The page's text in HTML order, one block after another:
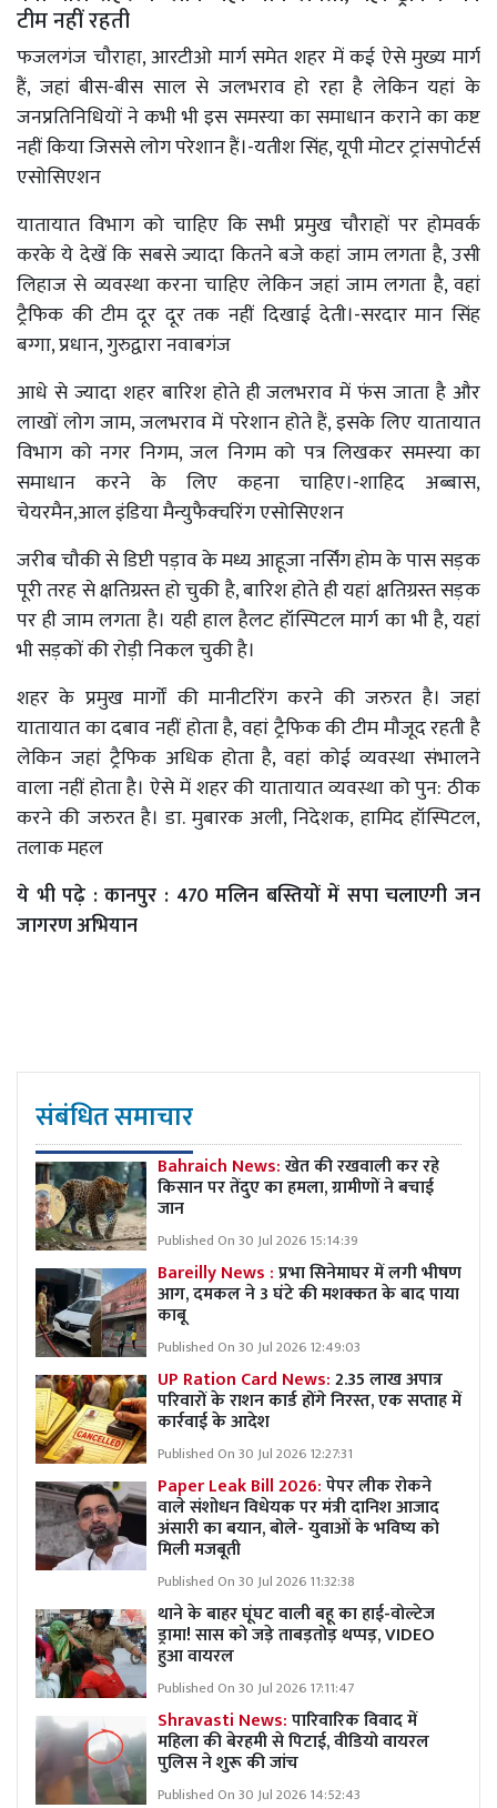
टीम नहीं रहती
फजलगंज चौराहा, आरटीओ मार्ग समेत शहर में कई ऐसे मुख्य मार्ग
हैं, जहां बीस-बीस साल से जलभराव हो रहा है लेकिन यहां के
जनप्रतिनिधियों ने कभी भी इस समस्या का समाधान कराने का कष्ट
नहीं किया जिससे लोग परेशान हैं।-यतीश सिंह, यूपी मोटर ट्रांसपोर्टर्स
एसोसिएशन
यातायात विभाग को चाहिए कि सभी प्रमुख चौराहों पर होमवर्क
करके ये देखें कि सबसे ज्यादा कितने बजे कहां जाम लगता है, उसी
लिहाज से व्यवस्था करना चाहिए लेकिन जहां जाम लगता है, वहां
ट्रैफिक की टीम दूर दूर तक नहीं दिखाई देती।-सरदार मान सिंह
बग्गा, प्रधान, गुरुद्वारा नवाबगंज
आधे से ज्यादा शहर बारिश होते ही जलभराव में फंस जाता है और
लाखों लोग जाम, जलभराव में परेशान होते हैं, इसके लिए यातायात
विभाग को नगर निगम, जल निगम को पत्र लिखकर समस्या का
समाधान करने के लिए कहना चाहिए।-शाहिद अब्बास,
चेयरमैन,आल इंडिया मैन्युफैक्चरिंग एसोसिएशन
जरीब चौकी से डिप्टी पड़ाव के मध्य आहूजा नर्सिंग होम के पास सड़क
पूरी तरह से क्षतिग्रस्त हो चुकी है, बारिश होते ही यहां क्षतिग्रस्त सड़क
पर ही जाम लगता है। यही हाल हैलट हॉस्पिटल मार्ग का भी है, यहां
भी सड़कों की रोड़ी निकल चुकी है।
शहर के प्रमुख मार्गों की मानीटरिंग करने की जरुरत है। जहां
यातायात का दबाव नहीं होता है, वहां ट्रैफिक की टीम मौजूद रहती है
लेकिन जहां ट्रैफिक अधिक होता है, वहां कोई व्यवस्था संभालने
वाला नहीं होता है। ऐसे में शहर की यातायात व्यवस्था को पुन: ठीक
करने की जरुरत है। डा. मुबारक अली, निदेशक, हामिद हॉस्पिटल,
तलाक महल
ये भी पढ़े : कानपुर : 470 मलिन बस्तियों में सपा चलाएगी जन
जागरण अभियान
संबंधित समाचार
Bahraich News:खेत की रखवाली कर रहे
किसान पर तेंदुए का हमला, ग्रामीणों ने बचाई
जान
Published On 30 Jul 2026 15:14:39
Bareilly News :प्रभा सिनेमाघर में लगी भीषण
आग, दमकल ने 3 घंटे की मशक्कत के बाद पाया
काबू
Published On 30 Jul 2026 12:49:03
UP Ration Card News:2.35 लाख अपात्र
परिवारों के राशन कार्ड होंगे निरस्त, एक सप्ताह में
कार्रवाई के आदेश
Published On 30 Jul 2026 12:27:31
Paper Leak Bill 2026:पेपर लीक रोकने
वाले संशोधन विधेयक पर मंत्री दानिश आजाद
अंसारी का बयान, बोले- युवाओं के भविष्य को
मिली मजबूती
Published On 30 Jul 2026 11:32:38
थाने के बाहर घूंघट वाली बहू का हाई-वोल्टेज
ड्रामा! सास को जड़े ताबड़तोड़ थप्पड़, VIDEO
हुआ वायरल
Published On 30 Jul 2026 17:11:47
Shravasti News:पारिवारिक विवाद में
महिला की बेरहमी से पिटाई, वीडियो वायरल
पुलिस ने शुरू की जांच
Published On 30 Jul 2026 14:52:43